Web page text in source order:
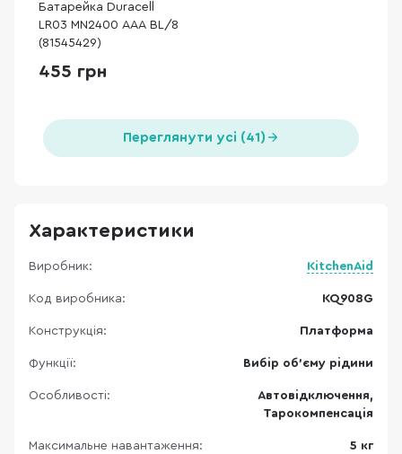
Батарейка Duracell
LR03 MN2400 AAA BL/8
(81545429)
455 грн
Переглянути усі (41)
Характеристики
Виробник: KitchenAid
Код виробника: KQ908G
Конструкція: Платформа
Функції: Вибір об'єму рідини
Особливості:
Автовідключення,
Тарокомпенсація
Максимальне навантаження: 5 кг